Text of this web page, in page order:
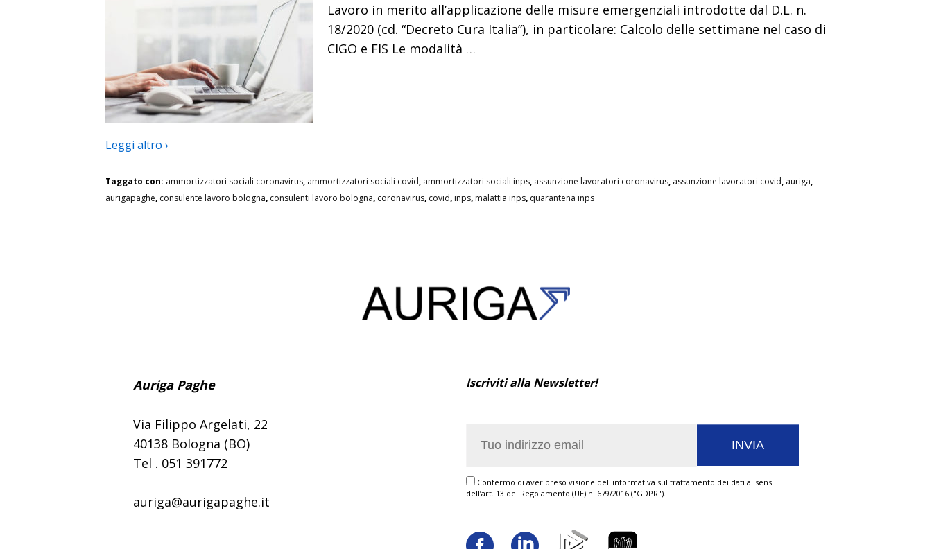
Lavoro in merito all’applicazione delle misure emergenziali introdotte dal D.L. n.
18/2020 (cd. “Decreto Cura Italia”), in particolare: Calcolo delle settimane nel caso di
CIGO e FIS Le modalità …
Leggi altro ›
Taggato con: ammortizzatori sociali coronavirus, ammortizzatori sociali covid, ammortizzatori sociali inps, assunzione lavoratori coronavirus, assunzione lavoratori covid, auriga,
aurigapaghe, consulente lavoro bologna, consulenti lavoro bologna, coronavirus, covid, inps, malattia inps, quarantena inps
Auriga Paghe
Via Filippo Argelati, 22
40138 Bologna (BO)
Tel . 051 391772
auriga@aurigapaghe.it
Iscriviti alla Newsletter!
Confermo di aver preso visione dell'informativa sul trattamento dei dati ai sensi
dell’art. 13 del Regolamento (UE) n. 679/2016 ("GDPR").